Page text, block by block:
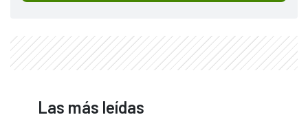
Las más leídas